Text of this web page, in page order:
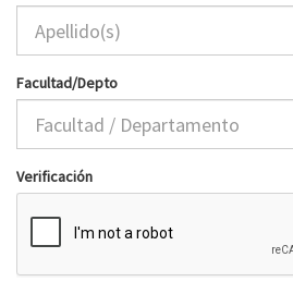
Facultad/Depto
Verificación